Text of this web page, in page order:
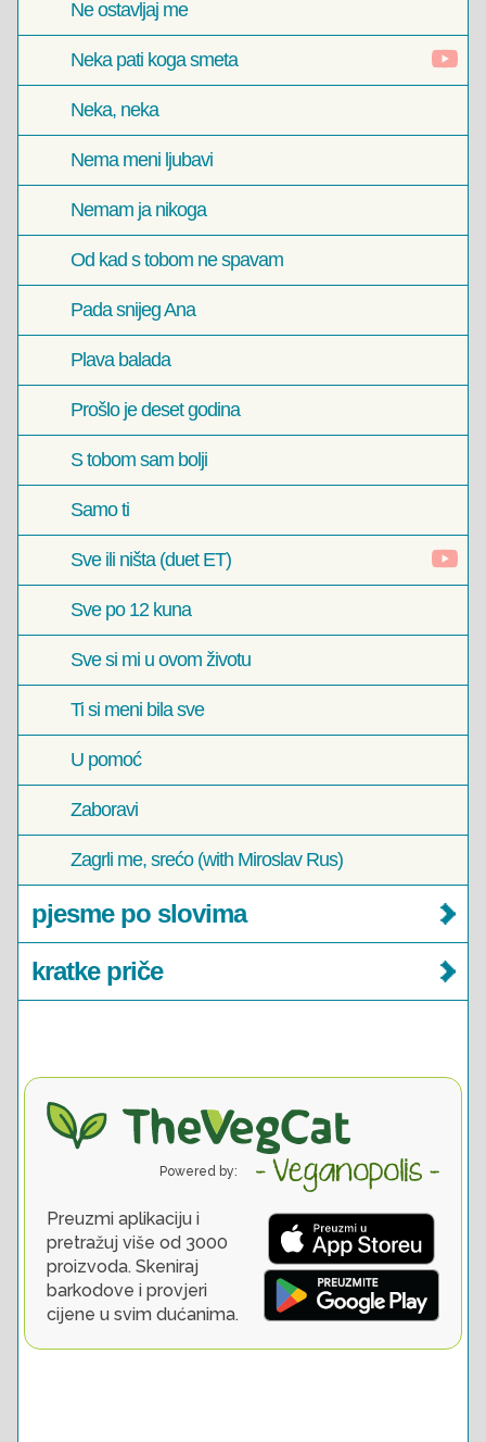
Ne ostavljaj me
Neka pati koga smeta
Neka, neka
Nema meni ljubavi
Nemam ja nikoga
Od kad s tobom ne spavam
Pada snijeg Ana
Plava balada
Prošlo je deset godina
S tobom sam bolji
Samo ti
Sve ili ništa (duet ET)
Sve po 12 kuna
Sve si mi u ovom životu
Ti si meni bila sve
U pomoć
Zaboravi
Zagrli me, srećo (with Miroslav Rus)
pjesme po slovima
kratke priče